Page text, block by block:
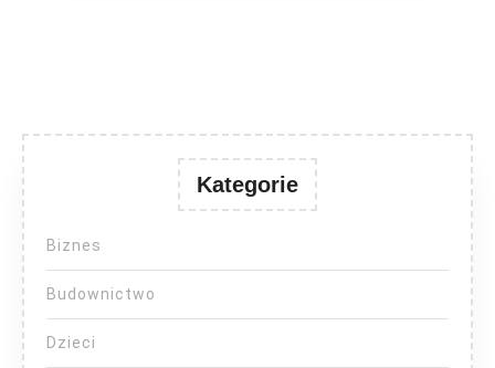
Kategorie
Biznes
Budownictwo
Dzieci